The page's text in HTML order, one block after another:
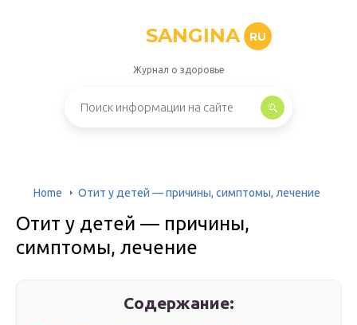
SANGINA RU
Журнал о здоровье
Home Отит у детей — причины, симптомы, лечение
Отит у детей — причины,
симптомы, лечение
Содержание: